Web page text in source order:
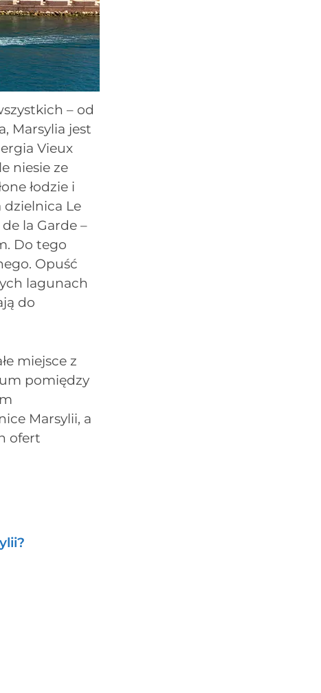
– od
Marsylia jest
Vieux
niesie ze
łodzie i
dzielnica Le
la Garde –
Do tego
Opuść
lagunach
do
miejsce z
pomiędzy
Marsylii, a
ofert